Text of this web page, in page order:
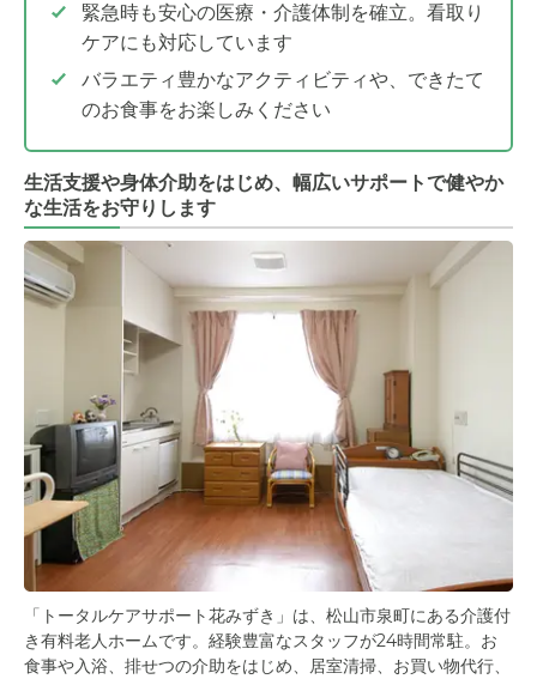
緊急時も安心の医療・介護体制を確立。看取り
ケアにも対応しています
バラエティ豊かなアクティビティや、できたて
のお食事をお楽しみください
生活支援や身体介助をはじめ、幅広いサポートで健やか
な生活をお守りします
「トータルケアサポート花みずき」は、松山市泉町にある介護付
き有料老人ホームです。経験豊富なスタッフが24時間常駐。お
食事や入浴、排せつの介助をはじめ、居室清掃、お買い物代行、